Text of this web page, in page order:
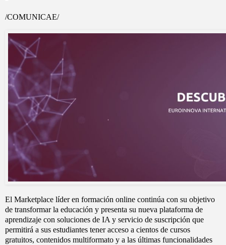
/COMUNICAE/
El Marketplace líder en formación online continúa con su objetivo
de transformar la educación y presenta su nueva plataforma de
aprendizaje con soluciones de IA y servicio de suscripción que
permitirá a sus estudiantes tener acceso a cientos de cursos
gratuitos, contenidos multiformato y a las últimas funcionalidades